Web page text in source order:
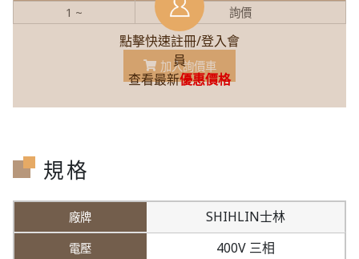
點擊快速註冊/登入會
員
查看最新優惠價格
1 ~
詢價
加入詢價車
規格
SHIHLIN士林
400V 三相